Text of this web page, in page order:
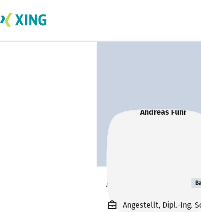
Andreas Fuhr
Angestellt, Dipl.-Ing.